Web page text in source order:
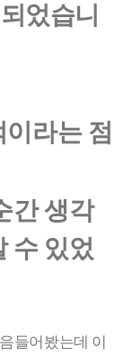
었습니
라는 점
간 생각
수 있었
들어봤는데 이